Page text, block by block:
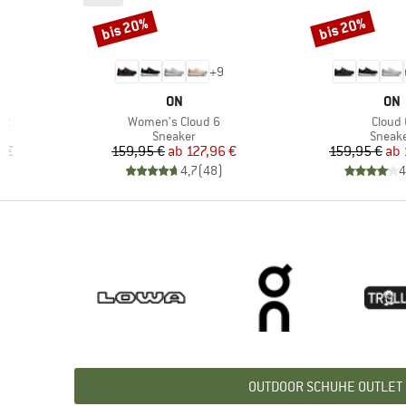
Preis
€
+9
MARKE
ON
Artikel
Women's Cloud 6
Produktgruppe
Sneaker
Preis
159,95 € reduzierter Preis
ab 127,96 €
4,7(48)
Rabatt
bis 20%
ON
Artikel
Cloud
159,95 € ab
Rabatt
bis 20%
OUTDOOR SCHUHE OUTLET